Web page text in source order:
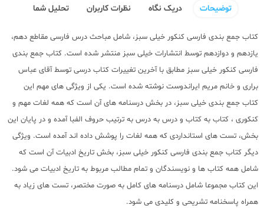
توضیحات دریک نگاه نظرات کاربران تحلیل شما
کتاب جمع بندی فارسی کنکور خیلی سبز، شامل مباحث درس فارسی مقاطع دهم،
یازدهم و دوازدهم توسط انتشارات خیلی سبز منتشر شده است. کتاب جمع بندی
فارسی کنکور خیلی سبز مطابق با آخرین تغییرات کتاب درسی توسط آقای عباس
براری و خانم مریم ایراندوست نوشته شده است. یکی از ویژگی های مهم این
کتاب جمع بندی خیلی سبز، در بخش درسنامه های آن است که همه لغات مهم و
کنکوری ، کتاب به کتاب و درس به درس به ترتیب حروف الفبا آمده و در پایان این
بخش، تست های استانداردی که همه لغات را پوشش داده اند آمده است. ویژگی
دیگر کتاب جمع بندی فارسی کنکور خیلی سبز، بخش تاریخ ادبیات آن است که
شامل همه کتاب ها و نویسندگان و تمام مطالب مربوط به تاریخ ادبیات می شود.
این کتاب مجموعا شامل درسنامه های کامل به صورت مختصر، تست های زیاد به
همراه پاسخنامه تشریحی و کلیدی می شود.